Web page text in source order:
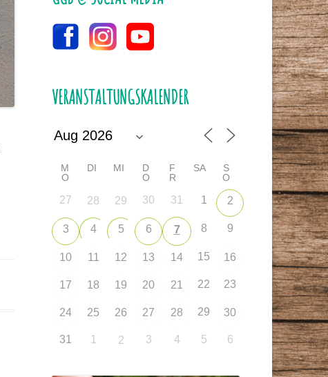
VERANSTALTUNGSKALENDER
M
O
DI MI
D
O
F
R
SA
S
O
27 28 29 30 31 1 2
3 4 5 6 7 8 9
10 11 12 13 14 15 16
17 18 19 20 21 22 23
24 25 26 27 28 29 30
31 1 2 3 4 5 6